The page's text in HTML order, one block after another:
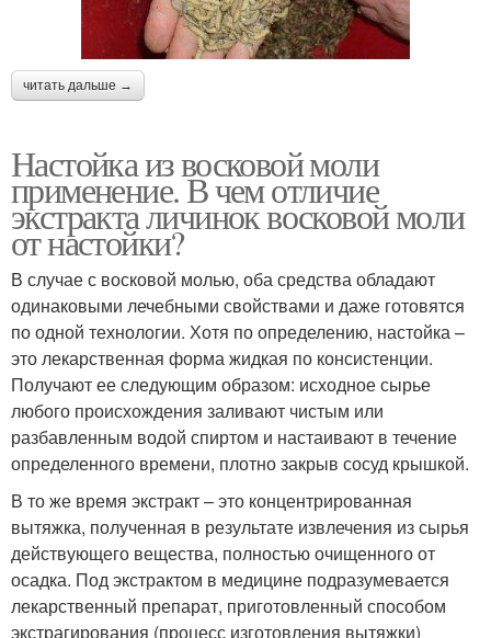
читать дальше →
Настойка из восковой моли
применение. В чем отличие
экстракта личинок восковой моли
от настойки?
В случае с восковой молью, оба средства обладают
одинаковыми лечебными свойствами и даже готовятся
по одной технологии. Хотя по определению, настойка –
это лекарственная форма жидкая по консистенции.
Получают ее следующим образом: исходное сырье
любого происхождения заливают чистым или
разбавленным водой спиртом и настаивают в течение
определенного времени, плотно закрыв сосуд крышкой.
В то же время экстракт – это концентрированная
вытяжка, полученная в результате извлечения из сырья
действующего вещества, полностью очищенного от
осадка. Под экстрактом в медицине подразумевается
лекарственный препарат, приготовленный способом
экстрагирования (процесс изготовления вытяжки)